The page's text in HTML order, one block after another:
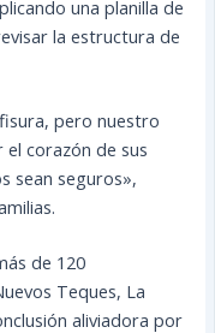
una planilla de
la estructura de
pero nuestro
corazón de sus
sean seguros»,
de 120
Teques, La
aliviadora por